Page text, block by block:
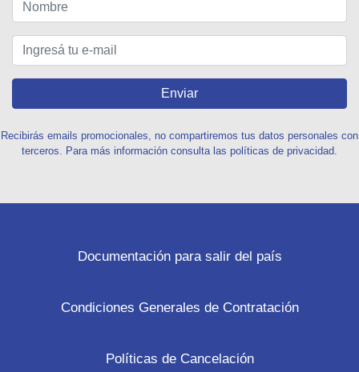
Enviar
Recibirás emails promocionales, no compartiremos tus datos personales con
terceros. Para más información consulta las políticas de privacidad.
Documentación para salir del país
Condiciones Generales de Contratación
Políticas de Cancelación